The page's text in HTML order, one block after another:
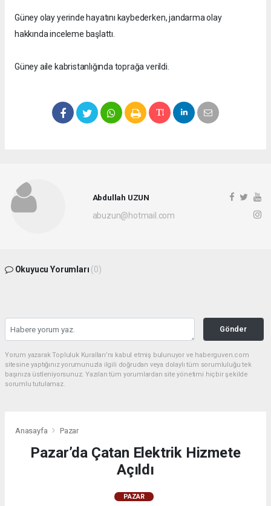
Güney olay yerinde hayatını kaybederken, jandarma olay
hakkında inceleme başlattı.
Güney aile kabristanlığında toprağa verildi.
Abdullah UZUN
abuzun@hotmail.com
Okuyucu Yorumları (0)
Gönder
Yorum yazarak Topluluk Kuralları’nı kabul etmiş bulunuyor ve haberguven.com
sitesine yaptığınız yorumunuzla ilgili doğrudan veya dolaylı tüm sorumluluğu tek
başınıza üstleniyorsunuz. Yazılan tüm yorumlardan site yönetimi hiçbir şekilde
sorumlu tutulamaz.
Anasayfa Pazar
Pazar’da Çatan Elektrik Hizmete
Açıldı
PAZAR